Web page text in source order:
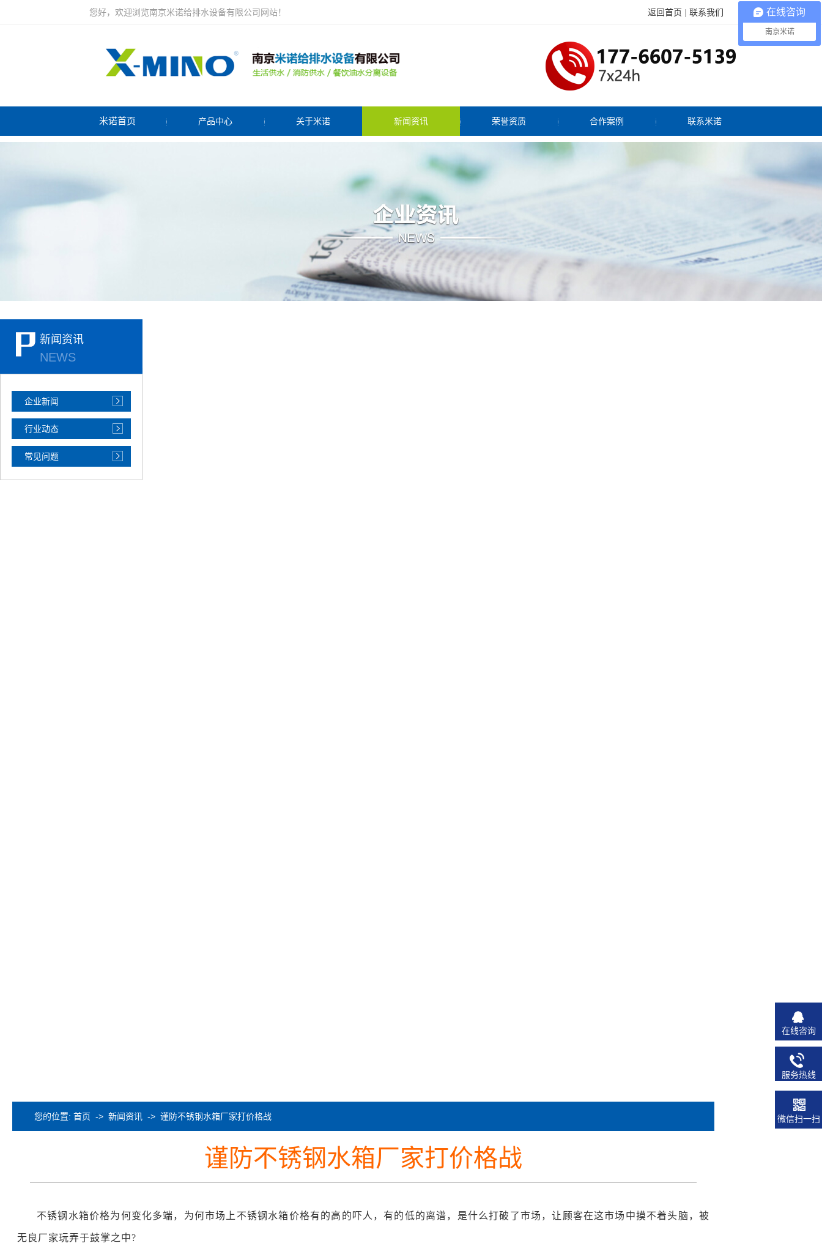
您好，欢迎浏览南京米诺给排水设备有限公司网站！ 返回首页 | 联系我们
米诺首页 产品中心 关于米诺 新闻资讯 荣誉资质 合作案例 联系米诺
新闻资讯
NEWS
企业新闻
行业动态
常见问题
您的位置: 首页 -> 新闻资讯 -> 谨防不锈钢水箱厂家打价格战
谨防不锈钢水箱厂家打价格战
不锈钢水箱价格为何变化多端，为何市场上不锈钢水箱价格有的高的吓人，有的低的离谱，是什么打破了市场，让顾客在这市场中摸不着头脑，被
无良厂家玩弄于鼓掌之中?
在线咨询
服务热线
微信扫一扫
在线咨询
南京米诺